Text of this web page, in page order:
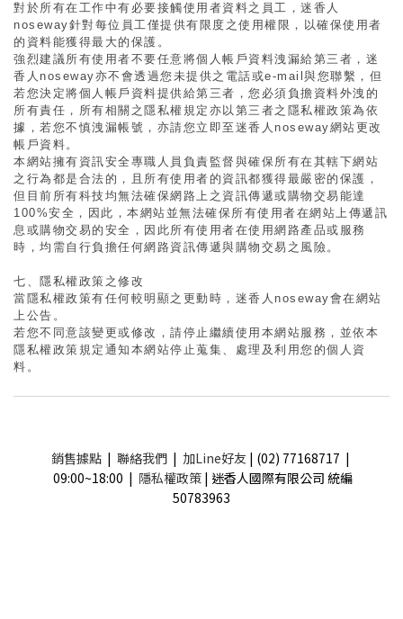
對於所有在工作中有必要接觸使用者資料之員工， 迷香人
noseway針對每位員工僅提供有限度之使用權限，以確保使用者
的資料能獲得最大的保護。
強烈建議所有使用者不要任意將個人帳戶資料洩漏給第三者， 迷
香人noseway亦不會透過您未提供之電話或e-mail與您聯繫，但
若您決定將個人帳戶資料提供給第三者，您必須負擔資料外洩的
所有責任，所有相關之隱私權規定亦以第三者之隱私權政策為依
據，若您不慎洩漏帳號，亦請您立即至 迷香人noseway網站更改
帳戶資料。
本網站擁有資訊安全專職人員負責監督與確保所有在其轄下網站
之行為都是合法的，且所有使用者的資訊都獲得最嚴密的保護，
但目前所有科技均無法確保網路上之資訊傳遞或購物交易能達
100%安全，因此，本網站並無法確保所有使用者在網站上傳遞訊
息或購物交易的安全，因此所有使用者在使用網路產品或服務
時，均需自行負擔任何網路資訊傳遞與購物交易之風險。
七、隱私權政策之修改
當隱私權政策有任何較明顯之更動時， 迷香人noseway會在網站
上公告。
若您不同意該變更或修改，請停止繼續使用本網站服務，並依本
隱私權政策規定通知本網站停止蒐集、處理及利用您的個人資
料。
銷售據點| 聯絡我們| 加Line好友 | (02) 77168717 |
09:00~18:00 | 隱私權政策 | 迷香人國際有限公司 統編
50783963